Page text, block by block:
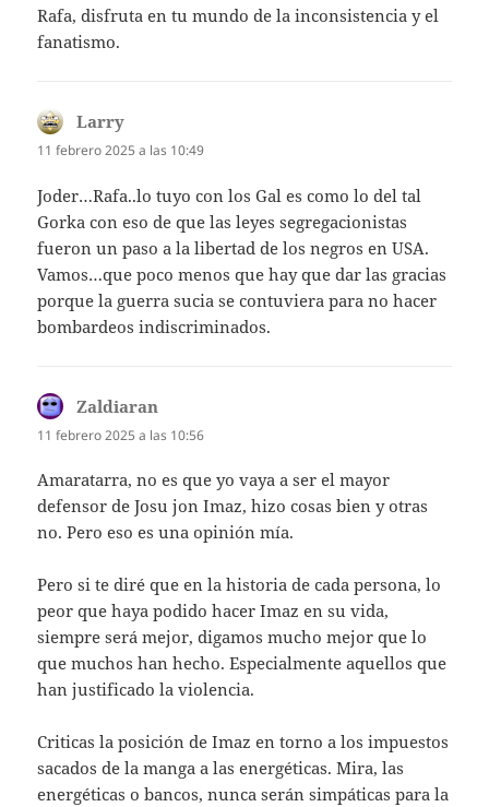
Rafa, disfruta en tu mundo de la inconsistencia y el
fanatismo.
Larry
11 febrero 2025 a las 10:49
Joder…Rafa..lo tuyo con los Gal es como lo del tal
Gorka con eso de que las leyes segregacionistas
fueron un paso a la libertad de los negros en USA.
Vamos…que poco menos que hay que dar las gracias
porque la guerra sucia se contuviera para no hacer
bombardeos indiscriminados.
Zaldiaran
11 febrero 2025 a las 10:56
Amaratarra, no es que yo vaya a ser el mayor
defensor de Josu jon Imaz, hizo cosas bien y otras
no. Pero eso es una opinión mía.
Pero si te diré que en la historia de cada persona, lo
peor que haya podido hacer Imaz en su vida,
siempre será mejor, digamos mucho mejor que lo
que muchos han hecho. Especialmente aquellos que
han justificado la violencia.
Criticas la posición de Imaz en torno a los impuestos
sacados de la manga a las energéticas. Mira, las
energéticas o bancos, nunca serán simpáticas para la